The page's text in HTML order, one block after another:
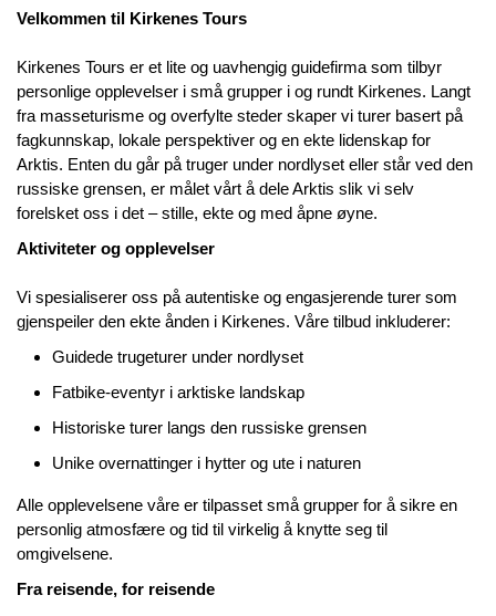
Velkommen til Kirkenes Tours
Kirkenes Tours er et lite og uavhengig guidefirma som tilbyr
personlige opplevelser i små grupper i og rundt Kirkenes. Langt
fra masseturisme og overfylte steder skaper vi turer basert på
fagkunnskap, lokale perspektiver og en ekte lidenskap for
Arktis. Enten du går på truger under nordlyset eller står ved den
russiske grensen, er målet vårt å dele Arktis slik vi selv
forelsket oss i det – stille, ekte og med åpne øyne.
Aktiviteter og opplevelser
Vi spesialiserer oss på autentiske og engasjerende turer som
gjenspeiler den ekte ånden i Kirkenes. Våre tilbud inkluderer:
Guidede trugeturer under nordlyset
Fatbike-eventyr i arktiske landskap
Historiske turer langs den russiske grensen
Unike overnattinger i hytter og ute i naturen
Alle opplevelsene våre er tilpasset små grupper for å sikre en
personlig atmosfære og tid til virkelig å knytte seg til
omgivelsene.
Fra reisende, for reisende